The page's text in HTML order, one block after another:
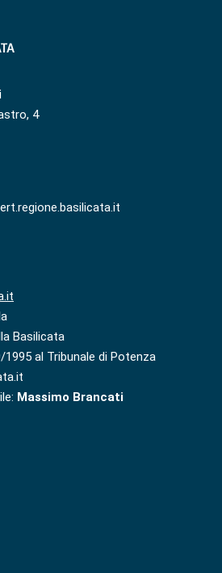
4
Basilicata
al Tribunale di Potenza
Massimo Brancati